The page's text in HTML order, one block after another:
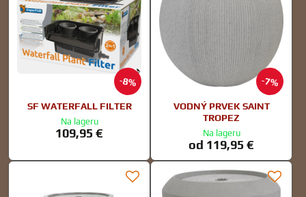
8%
SF WATERFALL FILTER
Na lageru
109,95 €
7%
VODNÝ PRVEK SAINT
TROPEZ
Na lageru
od 119,95 €